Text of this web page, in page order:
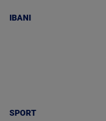
IBANI
SPORT